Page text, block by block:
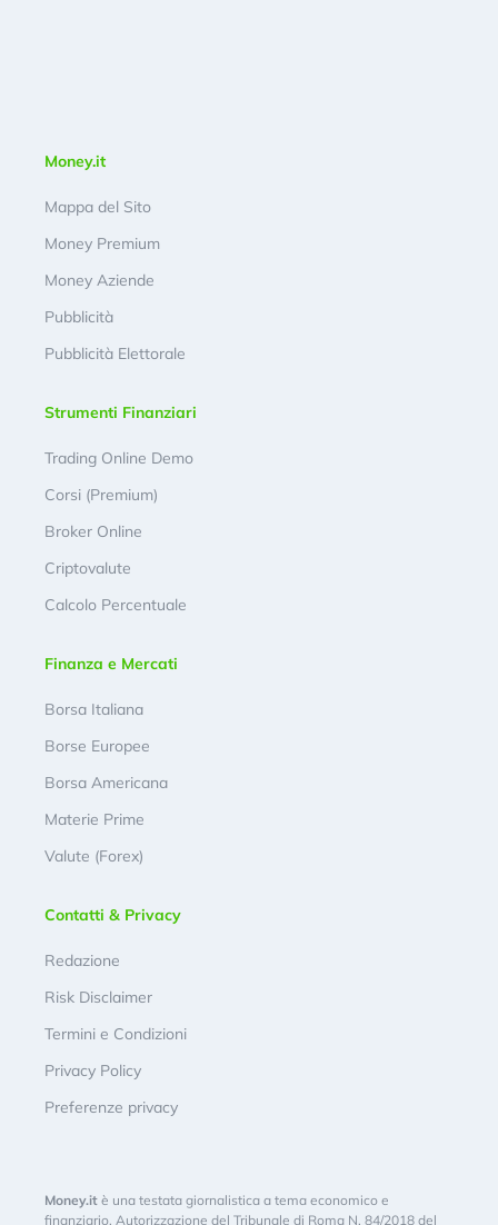
Money.it
Mappa del Sito
Money Premium
Money Aziende
Pubblicità
Pubblicità Elettorale
Strumenti Finanziari
Trading Online Demo
Corsi (Premium)
Broker Online
Criptovalute
Calcolo Percentuale
Finanza e Mercati
Borsa Italiana
Borse Europee
Borsa Americana
Materie Prime
Valute (Forex)
Contatti & Privacy
Redazione
Risk Disclaimer
Termini e Condizioni
Privacy Policy
Preferenze privacy
Money.it è una testata giornalistica a tema economico e
finanziario. Autorizzazione del Tribunale di Roma N. 84/2018 del